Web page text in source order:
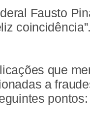
Fausto
que
a
pontos: